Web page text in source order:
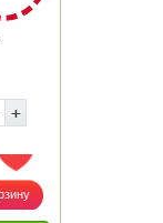
ДОБАВИТЬ В ИЗБРАННОЕ